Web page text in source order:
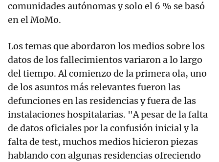
comunidades autónomas y solo el 6 % se basó
en el MoMo.
Los temas que abordaron los medios sobre los
datos de los fallecimientos variaron a lo largo
del tiempo. Al comienzo de la primera ola, uno
de los asuntos más relevantes fueron las
defunciones en las residencias y fuera de las
instalaciones hospitalarias. "A pesar de la falta
de datos oficiales por la confusión inicial y la
falta de test, muchos medios hicieron piezas
hablando con algunas residencias ofreciendo